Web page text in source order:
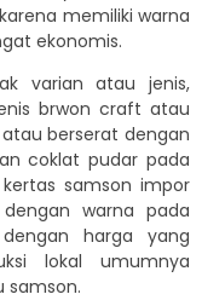
memiliki warna
ekonomis.
varian atau jenis,
brwon craft atau
berserat dengan
coklat pudar pada
samson impor
warna pada
harga yang
lokal umumnya
samson.